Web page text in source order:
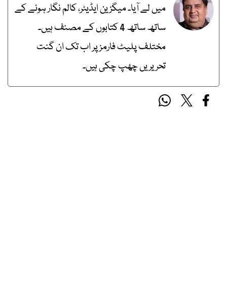
میں لے آیا۔ میگزین ایڈیٹر، کالم نگار ہونے کے
ساتھ ساتھ 4 کتابوں کے مصنف ہیں۔
مختلف پلیٹ فارمز پر اب تک ان گنت
تحریریں چھپ چکی ہیں۔